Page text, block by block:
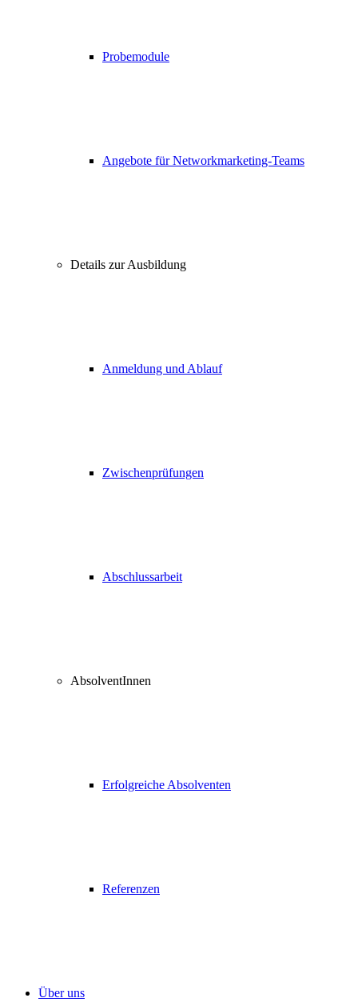
Probemodule
Angebote für Networkmarketing-Teams
Details zur Ausbildung
Anmeldung und Ablauf
Zwischenprüfungen
Abschlussarbeit
AbsolventInnen
Erfolgreiche Absolventen
Referenzen
Über uns